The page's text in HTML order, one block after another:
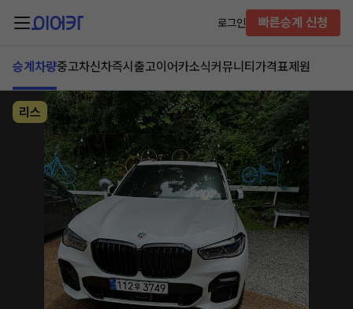
로그인 빠른승계 신청
승계차량중고차신차즉시출고이어카소식커뮤니티 가격표제원
리스